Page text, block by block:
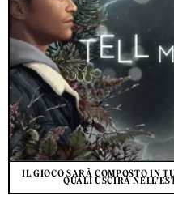
IL GIOCO SARÀ COMPOSTO IN
QUALI USCIRÀ